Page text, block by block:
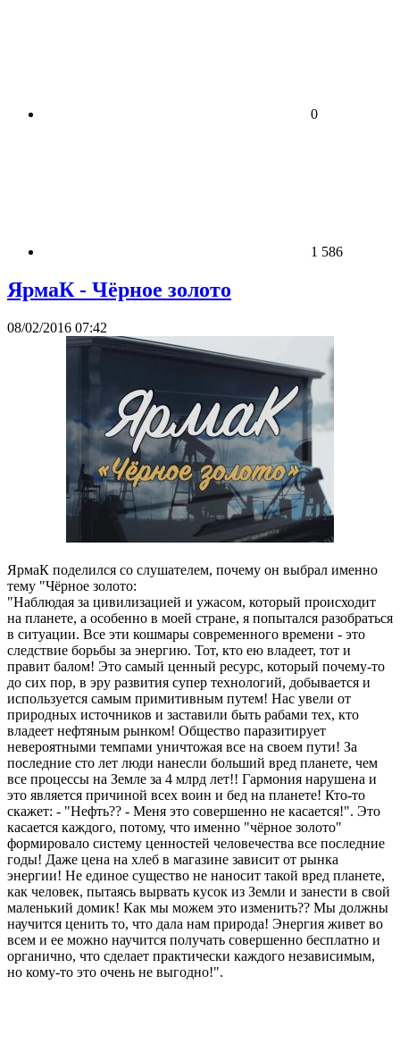
0
1 586
ЯрмаК - Чёрное золото
08/02/2016 07:42
ЯрмаК поделился со слушателем, почему он выбрал именно
тему "Чёрное золото:
"Наблюдая за цивилизацией и ужасом, который происходит
на планете, а особенно в моей стране, я попытался разобраться
в ситуации. Все эти кошмары современного времени - это
следствие борьбы за энергию. Тот, кто ею владеет, тот и
правит балом! Это самый ценный ресурс, который почему-то
до сих пор, в эру развития супер технологий, добывается и
используется самым примитивным путем! Нас увели от
природных источников и заставили быть рабами тех, кто
владеет нефтяным рынком! Общество паразитирует
невероятными темпами уничтожая все на своем пути! За
последние сто лет люди нанесли больший вред планете, чем
все процессы на Земле за 4 млрд лет!! Гармония нарушена и
это является причиной всех воин и бед на планете! Кто-то
скажет: - "Нефть?? - Меня это совершенно не касается!". Это
касается каждого, потому, что именно "чёрное золото"
формировало систему ценностей человечества все последние
годы! Даже цена на хлеб в магазине зависит от рынка
энергии! Не единое существо не наносит такой вред планете,
как человек, пытаясь вырвать кусок из Земли и занести в свой
маленький домик! Как мы можем это изменить?? Мы должны
научится ценить то, что дала нам природа! Энергия живет во
всем и ее можно научится получать совершенно бесплатно и
органично, что сделает практически каждого независимым,
но кому-то это очень не выгодно!".